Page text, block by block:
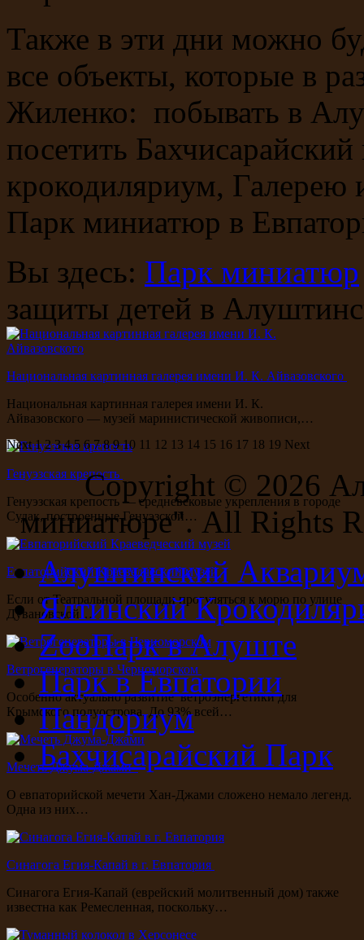
Также в эти дни можно
все объекты, которые в
Жиленко: побывать в
посетить
крокодиляриум,
Парк миниатюр в
Вы здесь: Парк миниатюр
защиты детей в
Национальная картинная галерея имени И. К. Айвазовского
Национальная картинная галерея имени И. К.
Айвазовского — музей маринистической живописи,…
Генуэзская крепость
Генуэзская крепость — средневековые укрепления в городе
Судак, построенные Генуэзской…
Евпаторийский Краеведческий музей
Если от Театральной площади прогуляться к морю по улице
Дувановской…
Ветрогенераторы в Черноморском
Особенно актуально развитие ветроэнергетики для
Крымского полуострова. До 93% всей…
Мечеть Джума-Джами
О евпаторийской мечети Хан-Джами сложено немало легенд.
Одна из них…
Синагога Егия-Капай в г. Евпатория
Синагога Егия-Капай (еврейский молитвенный дом) также
известна как Ремесленная, поскольку…
Next12345678910 11 12 13 14 15 16 17 18 19 Next
Copyright © 2026
миниатюре". All Rights
Алуштинский
Ялтинский
ZooПарк в Алуште
Парк в Евпатории
Пандориум
Бахчисарайский Парк